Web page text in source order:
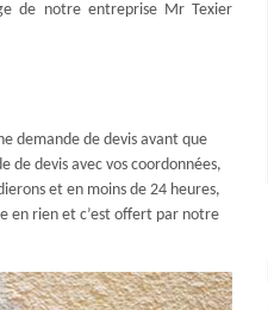
de notre entreprise Mr Texier
demande de devis avant que
de devis avec vos coordonnées,
et en moins de 24 heures,
en rien et c’est offert par notre